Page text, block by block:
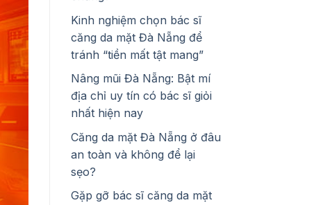
Kinh nghiệm chọn bác sĩ
căng da mặt Đà Nẵng để
tránh “tiền mất tật mang”
Nâng mũi Đà Nẵng: Bật mí
địa chỉ uy tín có bác sĩ giỏi
nhất hiện nay
Căng da mặt Đà Nẵng ở đâu
an toàn và không để lại
sẹo?
Gặp gỡ bác sĩ căng da mặt